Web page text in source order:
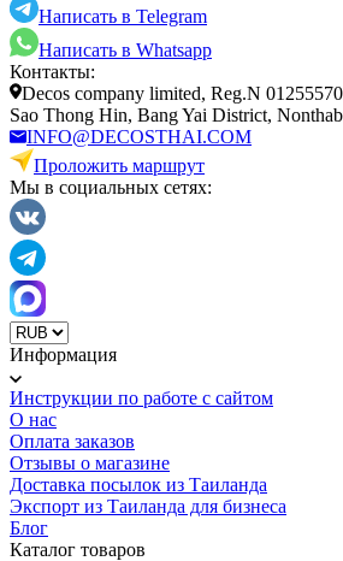
Написать в Telegram
Написать в Whatsapp
Контакты:
Decos company limited, Reg.N
Sao Thong Hin, Bang Yai District,
INFO@DECOSTHAI.COM
Проложить маршрут
Мы в социальных сетях:
Информация
Инструкции по работе с сайтом
О нас
Оплата заказов
Отзывы о магазине
Доставка посылок из Таиланда
Экспорт из Таиланда для бизнеса
Блог
Каталог товаров